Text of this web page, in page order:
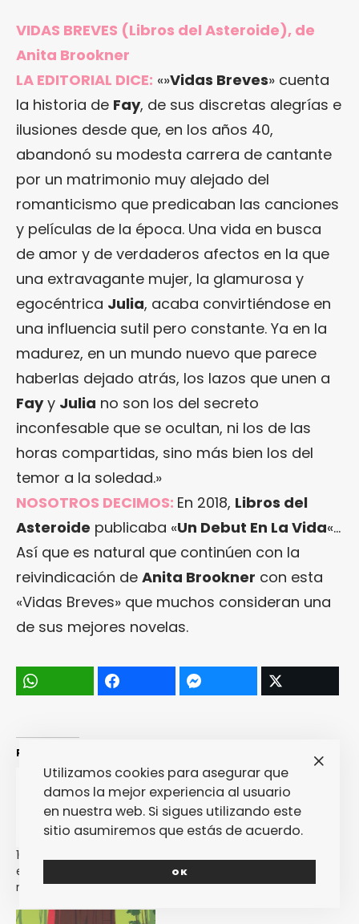
VIDAS BREVES (Libros del Asteroide), de
Anita Brookner
LA EDITORIAL DICE: «»Vidas Breves» cuenta
la historia de Fay, de sus discretas alegrías e
ilusiones desde que, en los años 40,
abandonó su modesta carrera de cantante
por un matrimonio muy alejado del
romanticismo que predicaban las canciones
y películas de la época. Una vida en busca
de amor y de verdaderos afectos en la que
una extravagante mujer, la glamurosa y
egocéntrica Julia, acaba convirtiéndose en
una influencia sutil pero constante. Ya en la
madurez, en un mundo nuevo que parece
haberlas dejado atrás, los lazos que unen a
Fayy Julia no son los del secreto
inconfesable que se ocultan, ni los de las
horas compartidas, sino más bien los del
temor a la soledad.»
NOSOTROS DECIMOS: En 2018, Libros del
Asteroide publicaba «Un Debut En La Vida«…
Así que es natural que continúen con la
reivindicación de Anita Brookner con esta
«Vidas Breves» que muchos consideran una
de sus mejores novelas.
Relacionado
10 libros y cómics para
empezar el año con el
mejor pie
vienen fetén para leer con
el calorcito
Utilizamos cookies para asegurar que
damos la mejor experiencia al usuario
en nuestra web. Si sigues utilizando este
sitio asumiremos que estás de acuerdo.
OK